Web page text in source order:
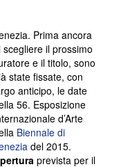
Prima ancora
scegliere il prossimo
e il titolo, sono
state fissate, con
anticipo, le date
56. Esposizione
d’Arte
Biennale di
del 2015.
prevista per il